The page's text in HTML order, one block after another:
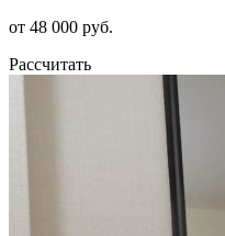
от 48 000 руб.
Рассчитать